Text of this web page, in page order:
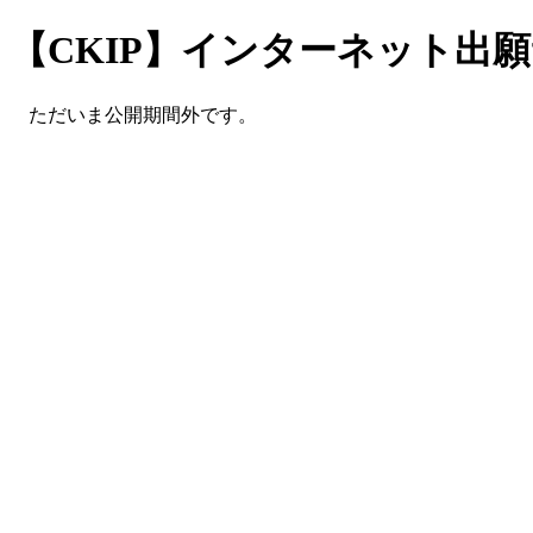
【CKIP】インターネット出
ただいま公開期間外です。